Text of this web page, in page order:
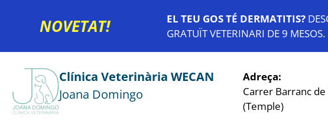
NOVETAT! EL TEU GOS TÉ DERMATITIS?
GRATUÏT VETERINARI DE 9 MESOS.
Clínica Veterinària WECAN
Joana Domingo
Adreça:
Carrer Barranc
(Temple)